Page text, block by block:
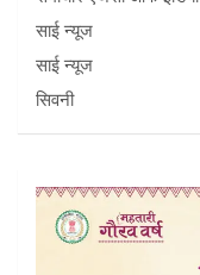
साई न्यूज
साई न्यूज
सिवनी